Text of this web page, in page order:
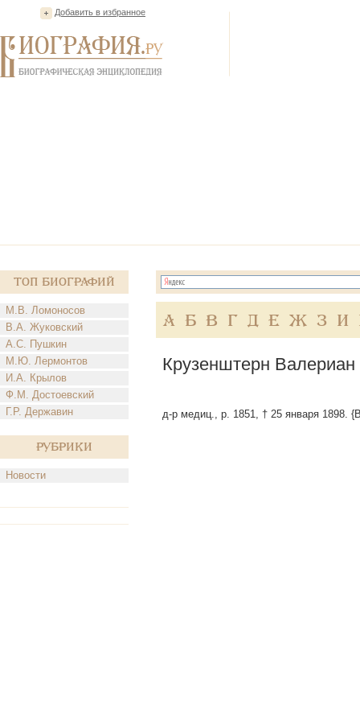
Добавить в избранное
Топ Биографий
М.В. Ломоносов
В.А. Жуковский
А.С. Пушкин
М.Ю. Лермонтов
И.А. Крылов
Ф.М. Достоевский
Г.Р. Державин
Рубрики
Новости
А Б В Г Д Е Ж З И
Крузенштерн
д-р медиц., р. 1851, † 25 января 1898.